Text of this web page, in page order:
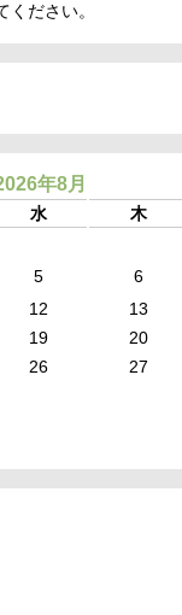
ください。
年8月
水 木
5
6
12
13
19
20
26
27